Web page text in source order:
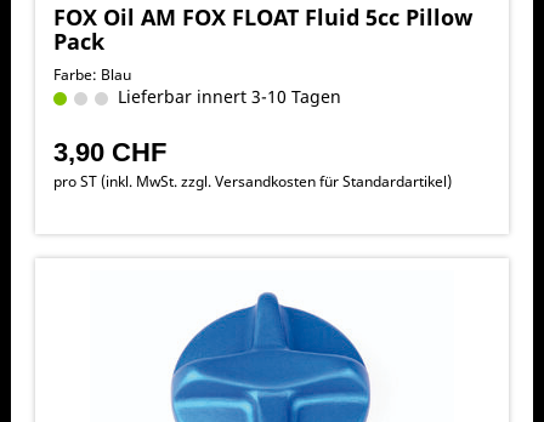
FOX Oil AM FOX FLOAT Fluid 5cc Pillow
Pack
Farbe: Blau
Lieferbar innert 3-10 Tagen
3,90 CHF
pro ST (inkl. MwSt. zzgl.Versandkosten für Standardartikel)